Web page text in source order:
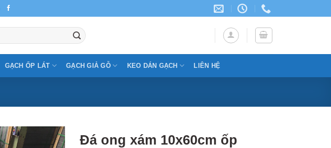
GẠCH ỐP LÁT GẠCH GIẢ GỖ KEO DÁN GẠCH LIÊN HỆ
Đá ong xám 10x60cm ốp